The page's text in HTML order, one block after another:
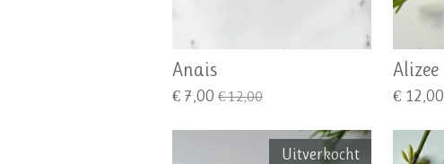
Anais
€ 7,00 € 12,00
Alizee
€ 12,00
Uitverkocht